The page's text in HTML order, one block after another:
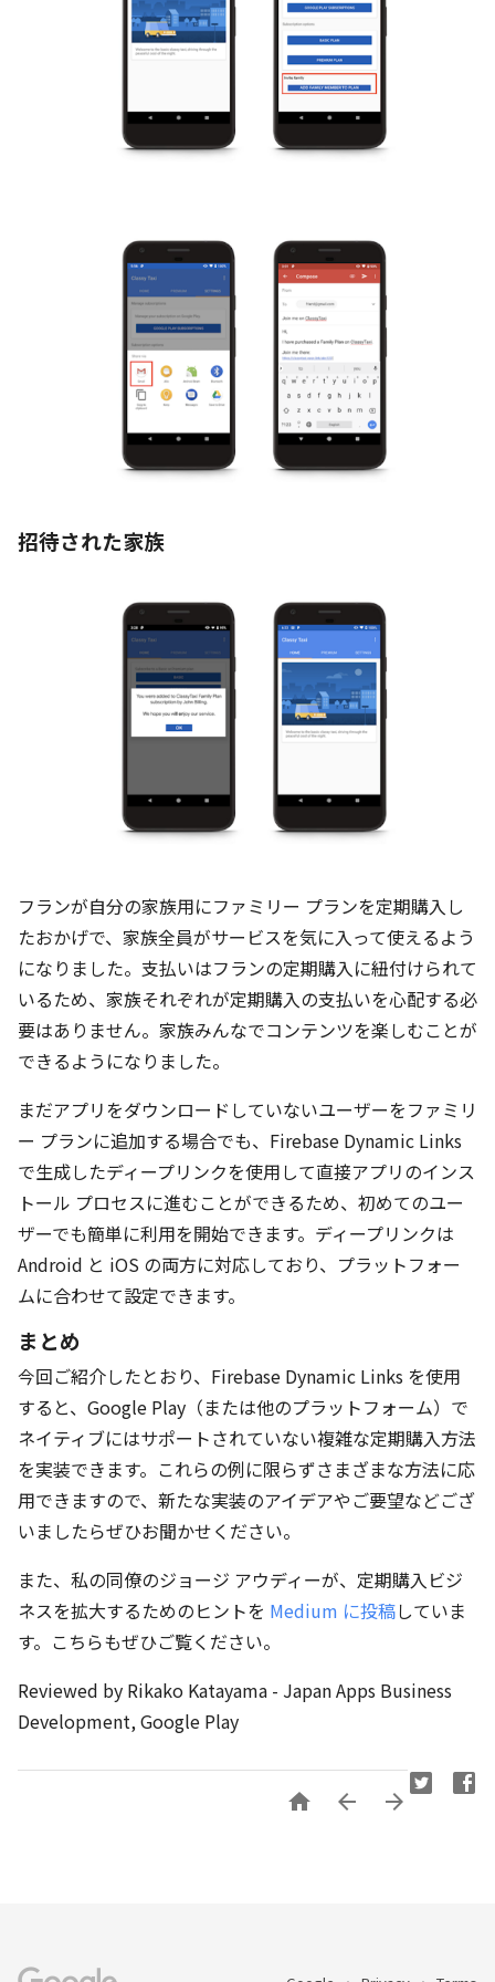
招待された家族
フランが自分の家族用にファミリー プランを定期購入し
たおかげで、家族全員がサービスを気に入って使えるよう
になりました。支払いはフランの定期購入に紐付けられて
いるため、家族それぞれが定期購入の支払いを心配する必
要はありません。家族みんなでコンテンツを楽しむことが
できるようになりました。
まだアプリをダウンロードしていないユーザーをファミリ
ー プランに追加する場合でも、Firebase Dynamic Links
で生成したディープリンクを使用して直接アプリのインス
トール プロセスに進むことができるため、初めてのユー
ザーでも簡単に利用を開始できます。ディープリンクは
Android と iOS の両方に対応しており、プラットフォー
ムに合わせて設定できます。
まとめ
今回ご紹介したとおり、Firebase Dynamic Links を使用
すると、Google Play（または他のプラットフォーム）で
ネイティブにはサポートされていない複雑な定期購入方法
を実装できます。これらの例に限らずさまざまな方法に応
用できますので、新たな実装のアイデアやご要望などござ
いましたらぜひお聞かせください。
また、私の同僚のジョージ アウディーが、定期購入ビジ
ネスを拡大するためのヒントを Medium に投稿していま
す。こちらもぜひご覧ください。
Reviewed by Rikako Katayama - Japan Apps Business
Development, Google Play
  